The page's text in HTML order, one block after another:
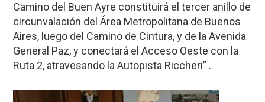
Camino del Buen Ayre constituirá el tercer anillo de
circunvalación del Área Metropolitana de Buenos
Aires, luego del Camino de Cintura, y de la Avenida
General Paz, y conectará el Acceso Oeste con la
Ruta 2, atravesando la Autopista Riccheri” .